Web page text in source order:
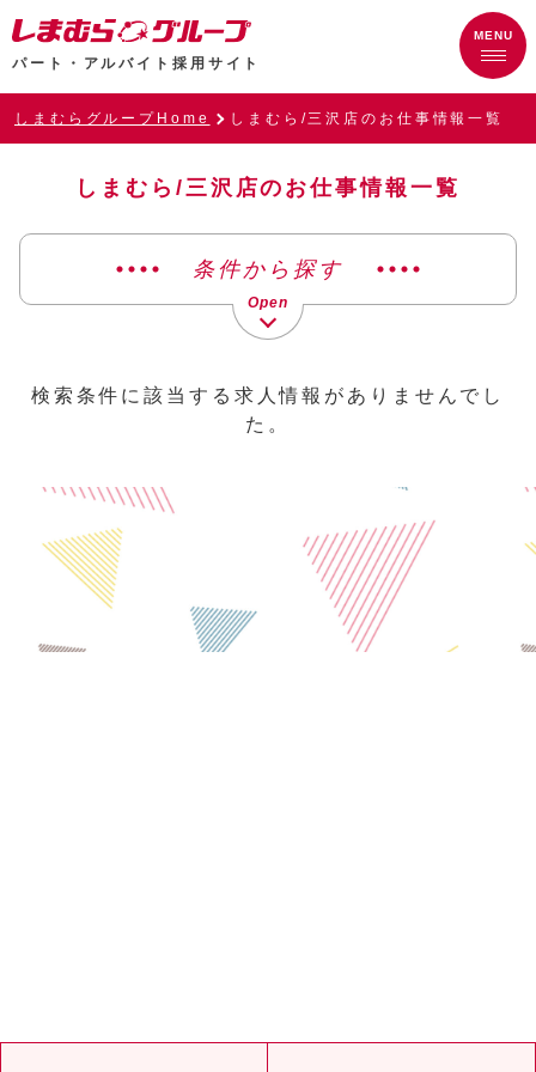
パート・アルバイト採用サイト
しまむらグループHome しまむら/三沢店のお仕事情報一覧
しまむら/三沢店のお仕事情報一覧
条件から探す
検索条件に該当する求人情報がありませんでし
た。